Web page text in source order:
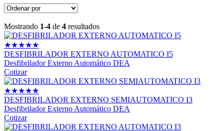
Mostrando 1-4 de 4 resultados
★★★★★
DESFIBRILADOR EXTERNO AUTOMATICO I5
Desfibrilador Externo Automático DEA
Cotizar
★★★★★
DESFIBRILADOR EXTERNO SEMIAUTOMATICO I3
Desfibrilador Externo Automático DEA
Cotizar